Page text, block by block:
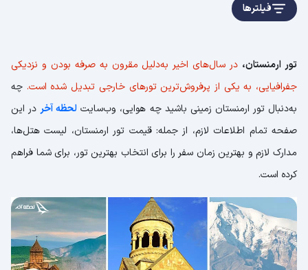
فیلترها
تور ارمنستان، در سال‌های اخیر به‌دلیل مقرون به صرفه بودن و نزدیکی
جفرافیایی، به یکی از پرفروش‌ترین تورهای خارجی تبدیل شده است. چه
به‌‌دنبال تور ارمنستان زمینی باشید چه هوایی، وب‌سایت لحظه آخر در این
صفحه تمام اطلاعات لازم، از جمله: قیمت تور ارمنستان، لیست هتل‌ها،
مدارک لازم و بهترین زمان سفر را برای انتخاب بهترین تور، برای شما فراهم
کرده است.